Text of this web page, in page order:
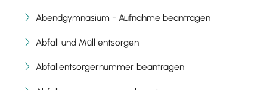
Abendgymnasium - Aufnahme beantragen
Abfall und Müll entsorgen
Abfallentsorgernummer beantragen